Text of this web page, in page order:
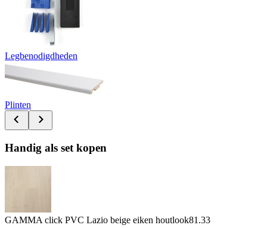
Legbenodigdheden
Plinten
Handig als set kopen
GAMMA click PVC Lazio beige eiken houtlook81.33